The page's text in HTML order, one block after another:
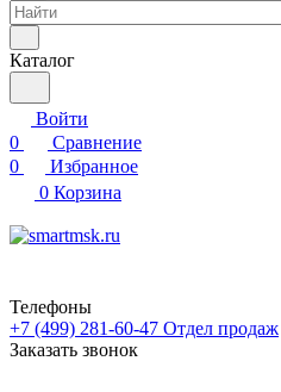
Каталог
Войти
0
Сравнение
0
Избранное
0 Корзина
Телефоны
+7 (499) 281-60-47 Отдел продаж
Заказать звонок